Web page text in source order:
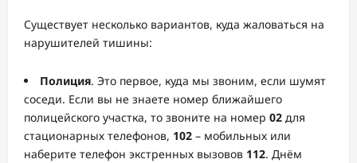
Существует несколько вариантов, куда жаловаться на
нарушителей тишины:
Полиция. Это первое, куда мы звоним, если шумят
соседи. Если вы не знаете номер ближайшего
полицейского участка, то звоните на номер 02 для
стационарных телефонов, 102 – мобильных или
наберите телефон экстренных вызовов 112. Днём